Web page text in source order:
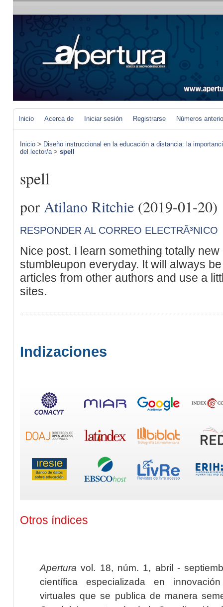
Inicio Acerca de Iniciar sesión Registrarse Números
Inicio > Diseño instruccional en la educación a distancia: la
del lector/a> spell
spell
por Atilano Ritchie (2019-01-20)
RESPONDER AL CORREO ELECTRÃ³NICO
Nice post. I learn something totally
stumbleupon everyday. It will always
articles from other authors and use a
sites.
Indizaciones
Otros índices
Apertura vol. 18, núm. 1, abril -
científica especializada en
virtuales que se publica de manera